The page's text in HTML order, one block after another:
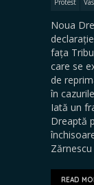
Noua
fața
care se
de
în
Iată un
Dreaptă
READ